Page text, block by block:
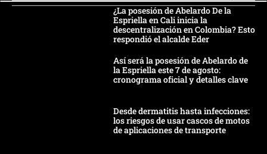
¿La posesión de Abelardo De la
Espriella en Cali inicia la
descentralización en Colombia? Esto
respondió el alcalde Eder
Así será la posesión de Abelardo de
la Espriella este 7 de agosto:
cronograma oficial y detalles clave
Desde dermatitis hasta infecciones:
los riesgos de usar cascos de motos
de aplicaciones de transporte